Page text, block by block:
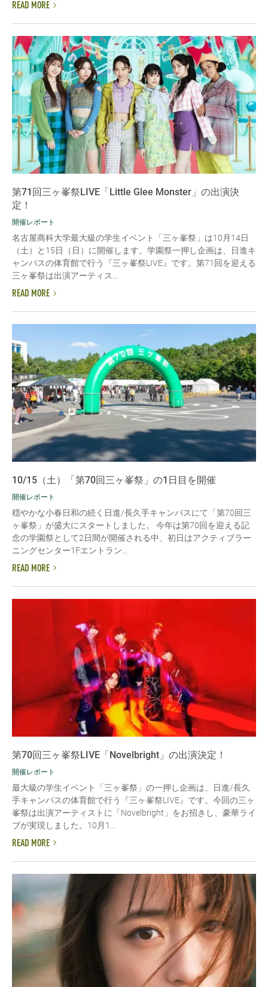
READ MORE
第71回三ヶ峯祭LIVE「Little Glee Monster」の出演決
定！
開催レポート
名古屋商科大学最大級の学生イベント「三ヶ峯祭」は10月14日
（土）と15日（日）に開催します。学園祭一押し企画は、日進キ
ャンパスの体育館で行う『三ヶ峯祭LIVE』です。第71回を迎える
三ヶ峯祭は出演アーティス...
READ MORE
10/15（土）「第70回三ヶ峯祭」の1日目を開催
開催レポート
穏やかな小春日和の続く日進/長久手キャンパスにて「第70回三
ヶ峯祭」が盛大にスタートしました。 今年は第70回を迎える記
念の学園祭として2日間が開催される中、初日はアクティブラー
ニングセンター1Fエントラン...
READ MORE
第70回三ヶ峯祭LIVE「Novelbright」の出演決定！
開催レポート
最大級の学生イベント「三ヶ峯祭」の一押し企画は、日進/長久
手キャンパスの体育館で行う『三ヶ峯祭LIVE』です。今回の三ヶ
峯祭は出演アーティストに「Novelbright」をお招きし、豪華ライ
ブが実現しました。10月1...
READ MORE